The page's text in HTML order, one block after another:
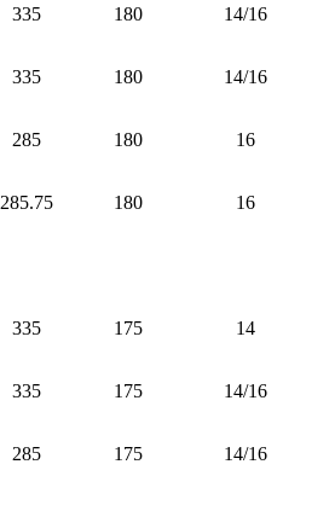
335 180 14/16
335 180 14/16
285 180 16
285.75 180 16
335 175 14
335 175 14/16
285 175 14/16